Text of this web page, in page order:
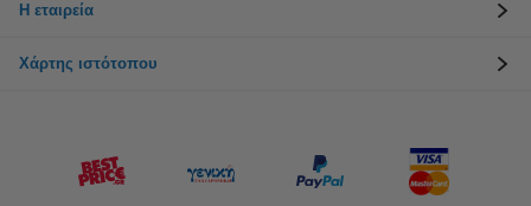
Η εταιρεία
Χάρτης ιστότοπου